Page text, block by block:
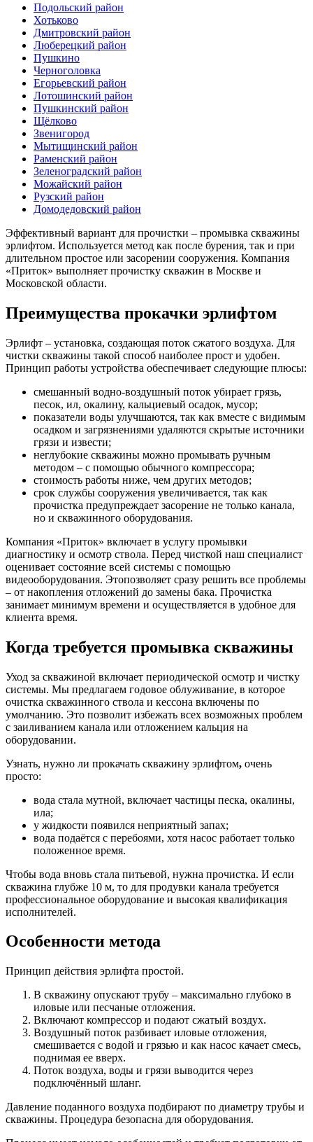
Подольский район
Хотьково
Дмитровский район
Люберецкий район
Пушкино
Черноголовка
Егорьевский район
Лотошинский район
Пушкинский район
Щёлково
Звенигород
Мытищинский район
Раменский район
Зеленоградский район
Можайский район
Рузский район
Домодедовский район
Эффективный вариант для прочистки – промывка скважины
эрлифтом. Используется метод как после бурения, так и при
длительном простое или засорении сооружения. Компания
«Приток» выполняет прочистку скважин в Москве и
Московской области.
Преимущества прокачки эрлифтом
Эрлифт – установка, создающая поток сжатого воздуха. Для
чистки скважины такой способ наиболее прост и удобен.
Принцип работы устройства обеспечивает следующие плюсы:
смешанный водно-воздушный поток убирает грязь,
песок, ил, окалину, кальциевый осадок, мусор;
показатели воды улучшаются, так как вместе с видимым
осадком и загрязнениями удаляются скрытые источники
грязи и извести;
неглубокие скважины можно промывать ручным
методом – с помощью обычного компрессора;
стоимость работы ниже, чем других методов;
срок службы сооружения увеличивается, так как
прочистка предупреждает засорение не только канала,
но и скважинного оборудования.
Компания «Приток» включает в услугу промывки
диагностику и осмотр ствола. Перед чисткой наш специалист
оценивает состояние всей системы с помощью
видеооборудования. Этопозволяет сразу решить все проблемы
– от накопления отложений до замены бака. Прочистка
занимает минимум времени и осуществляется в удобное для
клиента время.
Когда требуется промывка скважины
Уход за скважиной включает периодической осмотр и чистку
системы. Мы предлагаем годовое облуживание, в которое
очистка скважинного ствола и кессона включены по
умолчанию. Это позволит избежать всех возможных проблем
с заиливанием канала или отложением кальция на
оборудовании.
Узнать, нужно ли прокачать скважину эрлифтом, очень
просто:
вода стала мутной, включает частицы песка, окалины,
ила;
у жидкости появился неприятный запах;
вода подаётся с перебоями, хотя насос работает только
положенное время.
Чтобы вода вновь стала питьевой, нужна прочистка. И если
скважина глубже 10 м, то для продувки канала требуется
профессиональное оборудование и высокая квалификация
исполнителей.
Особенности метода
Принцип действия эрлифта простой.
В скважину опускают трубу – максимально глубоко в
иловые или песчаные отложения.
Включают компрессор и подают сжатый воздух.
Воздушный поток разбивает иловые отложения,
смешивается с водой и грязью и как насос качает смесь,
поднимая ее вверх.
Поток воздуха, воды и грязи выводится через
подключённый шланг.
Давление поданного воздуха подбирают по диаметру трубы и
скважины. Процедура безопасна для оборудования.